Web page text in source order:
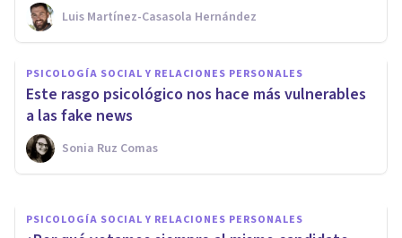
Luis Martínez-Casasola Hernández
PSICOLOGÍA SOCIAL Y RELACIONES PERSONALES
Este rasgo psicológico nos hace más vulnerables
a las fake news
Sonia Ruz Comas
¿Los Psicópatas se protegen
entre ellos?
Javi Soriano
PSICOLOGÍA SOCIAL Y RELACIONES PERSONALES